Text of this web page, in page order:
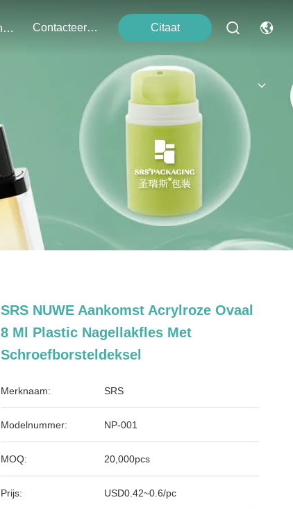
Evenementen Contacteer Ons Citaat
SRS NUWE Aankomst Acrylroze Ovaal
8 Ml Plastic Nagellakfles Met
Schroefborsteldeksel
Merknaam: SRS
Modelnummer: NP-001
MOQ: 20,000pcs
Prijs: USD0.42~0.6/pc